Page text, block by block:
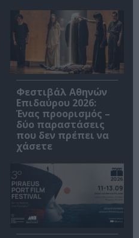
Φεστιβάλ Αθηνών
Επιδαύρου 2026:
Ένας προορισμός –
δύο παραστάσεις
που δεν πρέπει να
χάσετε